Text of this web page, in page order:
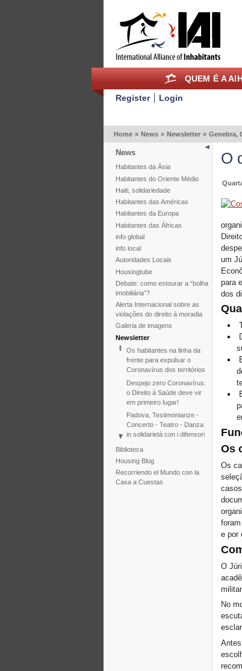
QUEM É A
Register
Login
Home » News » Newsletter » Genebra,
News
Habitantes da Ásia
Habitantes do Oriente Médio
Haiti, solidariedade
Habitantes das Américas
Habitantes da Europa
Habitantes das Áfricas
info global
info local
Autoridades Locais
Housingtube
Debate: como estourar a “bolha
imobiliária”?
Alerta Internacional sobre as
violações do direito à moradia
Galeria de imagens
Newsletter
Os habitantes na linha da
frente para expulsar o
Coronavírus dos territórios
Despejo zero Coronavírus:
o Direito à Saúde deve vir
em primeiro lugar!
Padova, Testimonianze -
Concerto - Teatro - Danza
in solidarietà con i difensori
Diante do fracasso da
Internacional de Despejos
relança a iniciativa para
Biblioteca
Housing Blog
Recorriendo el Mundo con la
Casa a Cuestas
O
um
para
dos
Os
Os
e por
O
No